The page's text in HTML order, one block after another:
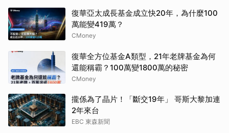
復華亞太成長基金成立快20年，為什麼100
萬能變419萬？
CMoney
復華全方位基金A類型，21年老牌基金為何
還能稱霸？100萬變1800萬的秘密
CMoney
攏係為了晶片！「斷交19年」 哥斯大黎加連
2年來台
EBC 東森新聞